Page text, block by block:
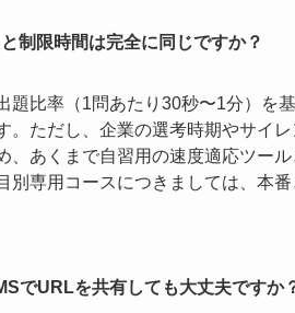
制限時間は完全に同じですか？
題比率（1問あたり30秒〜1分）を
。ただし、企業の選考時期やサイ
、あくまで自習用の速度適応ツー
別専用コースにつきましては、本
でURLを共有しても大丈夫ですか